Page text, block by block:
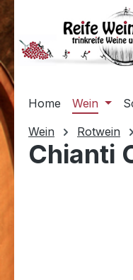
Hauptinhalt springen
Zur Suche springen
Zur
Home Wein
Wein
Rotwein
Chianti